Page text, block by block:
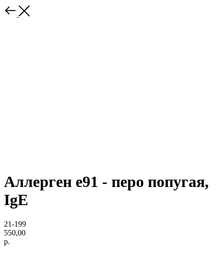
Аллерген e91 - перо попугая,
IgE
21-199
550,00
р.